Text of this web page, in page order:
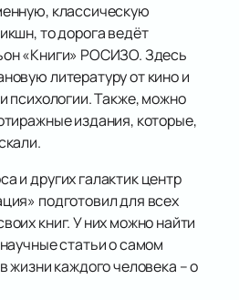
классическую
то дорога ведёт
«Книги» РОСИЗО. Здесь
литературу от кино и
психологии. Также, можно
издания, которые,
и других галактик центр
подготовил для всех
книг. У них можно найти
статьи о самом
жизни каждого человека – о